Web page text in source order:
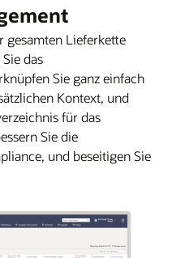
gesamten Lieferkette
das
Sie ganz einfach
Kontext, und
für das
Sie die
und beseitigen Sie